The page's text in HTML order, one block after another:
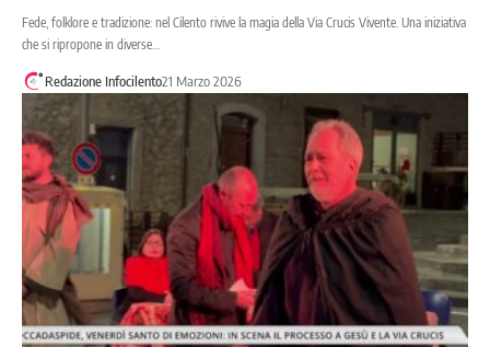
Fede, folklore e tradizione: nel Cilento rivive la magia della Via Crucis Vivente. Una iniziativa
che si ripropone in diverse…
Redazione Infocilento21 Marzo 2026